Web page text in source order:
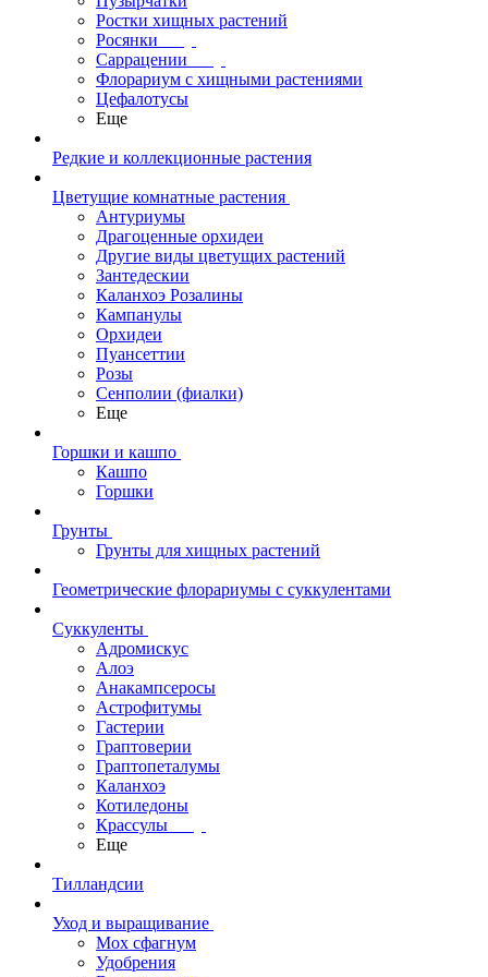
Ростки хищных растений
Росянки
Саррацении
Флорариум с хищными растениями
Цефалотусы
Еще
Редкие и коллекционные растения
Цветущие комнатные растения
Антуриумы
Драгоценные орхидеи
Другие виды цветущих растений
Зантедескии
Каланхоэ Розалины
Кампанулы
Орхидеи
Пуансеттии
Розы
Сенполии (фиалки)
Еще
Горшки и кашпо
Кашпо
Горшки
Грунты
Грунты для хищных растений
Геометрические флорариумы с суккулентами
Суккуленты
Адромискус
Алоэ
Анакампсеросы
Астрофитумы
Гастерии
Граптоверии
Граптопеталумы
Каланхоэ
Котиледоны
Крассулы
Еще
Тилландсии
Уход и выращивание
Мох сфагнум
Удобрения